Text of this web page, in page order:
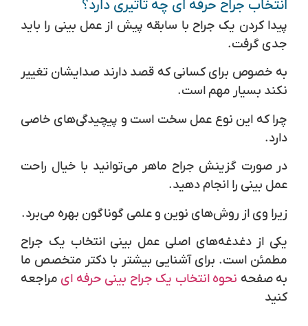
انتخاب جراح حرفه ای چه تاثیری دارد؟
پیدا کردن یک جراح با سابقه پیش از عمل بینی را باید
جدی گرفت.
به خصوص برای کسانی که قصد دارند صدایشان تغییر
نکند بسیار مهم است.
چرا که این نوع عمل سخت است و پیچیدگی‌های خاصی
دارد.
در صورت گزینش جراح ماهر می‌توانید با خیال راحت
عمل بینی را انجام دهید.
زیرا وی از روش‌های نوین و علمی گوناگون بهره‌ می‌برد.
یکی از دغدغه‌های اصلی عمل بینی انتخاب یک جراح
مطمئن است. برای آشنایی بیشتر با دکتر متخصص ما
به صفحه نحوه انتخاب یک جراح بینی حرفه‌ ای مراجعه
کنید